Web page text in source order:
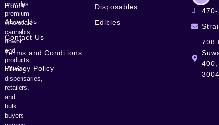
provides
premium
wholesale
cannabis
flower
and
products,
offering
dispensaries,
retailers,
and
bulk
buyers
Home
About Us
Contact Us
Terms and Conditions
Privacy Policy
Disposables
Edibles
798